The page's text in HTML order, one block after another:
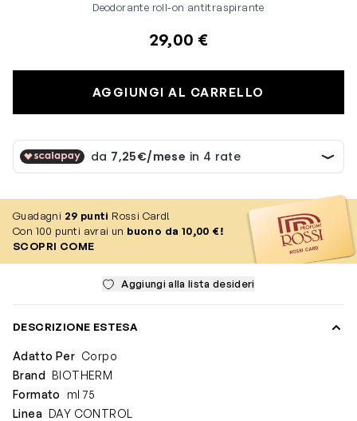
Deodorante roll-on antitraspirante
29,00 €
AGGIUNGI AL CARRELLO
Guadagni 29 punti Rossi Card!
Con 100 punti avrai un buono da 10,00 €!
SCOPRI COME
Aggiungi alla lista desideri
DESCRIZIONE ESTESA
Adatto Per Corpo
Brand BIOTHERM
Formato
ml 75
Linea DAY CONTROL